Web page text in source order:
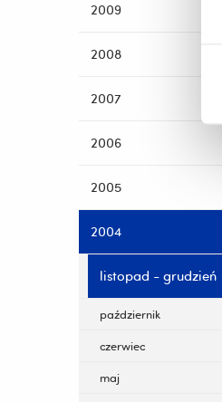
2009
2008
2007
2006
2005
2004
listopad - grudzień
październik
czerwiec
maj